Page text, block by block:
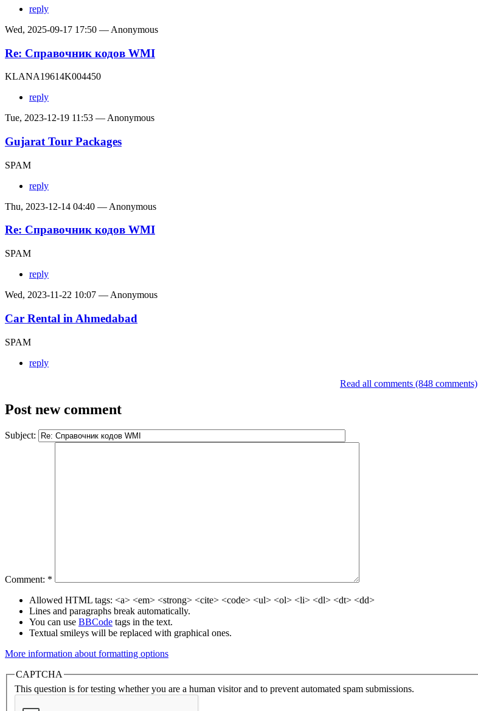
reply
Wed, 2025-09-17 17:50 — Anonymous
Re: Справочник кодов WMI
KLANA19614K004450
reply
Tue, 2023-12-19 11:53 — Anonymous
Gujarat Tour Packages
SPAM
reply
Thu, 2023-12-14 04:40 — Anonymous
Re: Справочник кодов WMI
SPAM
reply
Wed, 2023-11-22 10:07 — Anonymous
Car Rental in Ahmedabad
SPAM
reply
Read all comments (848 comments)
Post new comment
Subject:
Comment: *
Allowed HTML tags: <a> <em> <strong> <cite> <code> <ul> <ol> <li> <dl> <dt> <dd>
Lines and paragraphs break automatically.
You can use BBCode tags in the text.
Textual smileys will be replaced with graphical ones.
More information about formatting options
CAPTCHA
This question is for testing whether you are a human visitor and to prevent automated spam submissions.